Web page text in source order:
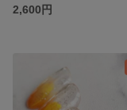
2,600円